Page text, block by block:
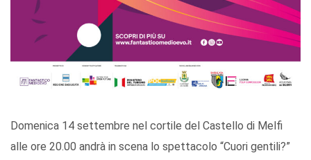
Domenica 14 settembre nel cortile del Castello di Melfi
alle ore 20.00 andrà in scena lo spettacolo “Cuori gentili?”